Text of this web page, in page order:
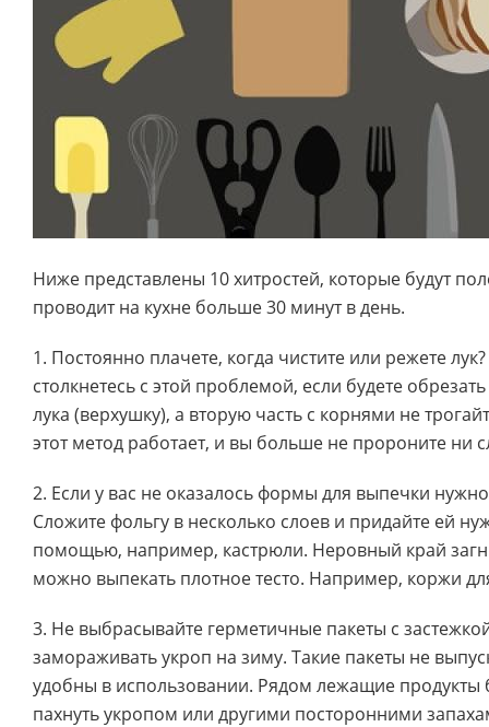
Ниже представлены 10 хитростей, которые будут
проводит на кухне больше 30 минут в день.
1. Постоянно плачете, когда чистите или режете
столкнетесь с этой проблемой, если будете
лука (верхушку), а вторую часть с корнями не
этот метод работает, и вы больше не пророните ни
2. Если у вас не оказалось формы для выпечки
Сложите фольгу в несколько слоев и придайте ей
помощью, например, кастрюли. Неровный край
можно выпекать плотное тесто. Например, коржи
3. Не выбрасывайте герметичные пакеты с
замораживать укроп на зиму. Такие пакеты не
удобны в использовании. Рядом лежащие продукты
пахнуть укропом или другими посторонними